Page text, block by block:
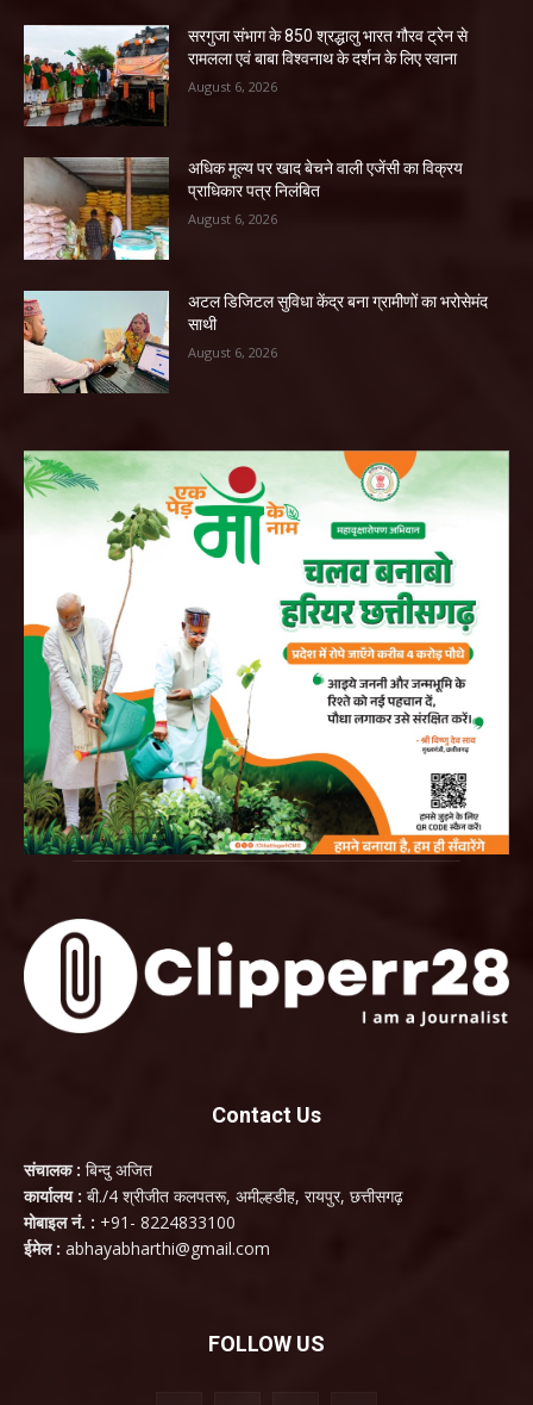
सरगुजा संभाग के 850 श्रद्धालु भारत गौरव ट्रेन से
रामलला एवं बाबा विश्वनाथ के दर्शन के लिए रवाना
August 6, 2026
अधिक मूल्य पर खाद बेचने वाली एजेंसी का विक्रय
प्राधिकार पत्र निलंबित
August 6, 2026
अटल डिजिटल सुविधा केंद्र बना ग्रामीणों का भरोसेमंद
साथी
August 6, 2026
Contact Us
संचालक : बिन्दु अजित
कार्यालय : बी./4 श्रीजीत कलपतरू, अमील्हडीह, रायपुर, छत्तीसगढ़
मोबाइल नं. : +91- 8224833100
ईमेल : abhayabharthi@gmail.com
FOLLOW US